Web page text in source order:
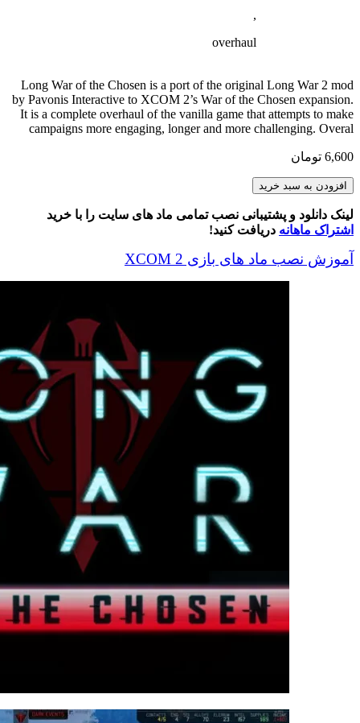
,
overhaul
Long War of the Chosen is a port of the original Long War 2 mod
by Pavonis Interactive to XCOM 2’s War of the Chosen expansion.
It is a complete overhaul of the vanilla game that attempts to make
campaigns more engaging, longer and more challenging. Overal
6,600 تومان
Long
War
of
the
Chosen
عدد
افزودن به سبد خرید
لینک دانلود و پشتیبانی نصب تمامی ماد های سایت را با خرید
اشتراک ماهانه دریافت کنید!
آموزش نصب ماد های بازی XCOM 2